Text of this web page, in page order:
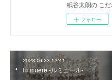
紙谷太朗の こだ
フォロー
2023.06.23 12:41
lu muere -ルミュール-